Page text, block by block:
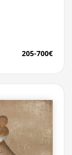
205-700€